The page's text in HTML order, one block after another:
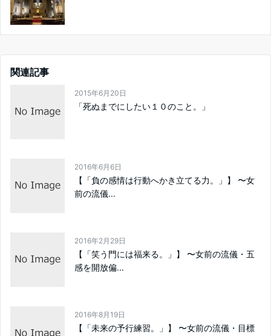
関連記事
2015年6月20日
「死ぬまでにしたい１０のこと。」
2016年6月6日
​【「負の感情は行動へかき立てる力。」】 〜女
前の流儀...
2016年2月29日
【「笑う門には福来る。」】 〜女前の流儀・五
感を開放偏...
2016年8月19日
【「未来の予行練習。」】 〜女前の流儀・目標